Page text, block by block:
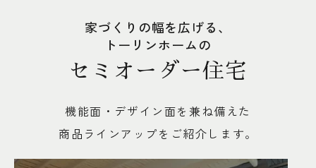
家づくりの幅を広げる、
トーリンホームの
セミオーダー住宅
機能面・デザイン面を兼ね備えた
商品ラインアップをご紹介します。